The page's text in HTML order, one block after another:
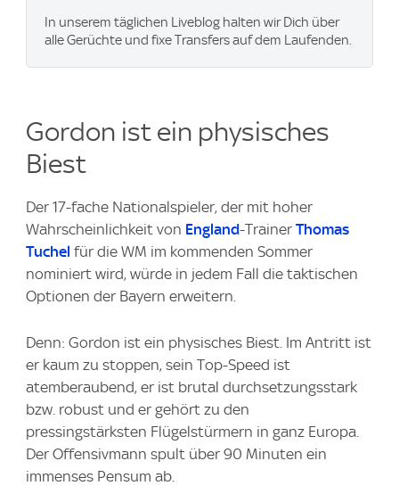
In unserem täglichen Liveblog halten wir Dich über
alle Gerüchte und fixe Transfers auf dem Laufenden.
Gordon ist ein physisches
Biest
Der 17-fache Nationalspieler, der mit hoher
Wahrscheinlichkeit von England-Trainer Thomas
Tuchel für die WM im kommenden Sommer
nominiert wird, würde in jedem Fall die taktischen
Optionen der Bayern erweitern.
Denn: Gordon ist ein physisches Biest. Im Antritt ist
er kaum zu stoppen, sein Top-Speed ist
atemberaubend, er ist brutal durchsetzungsstark
bzw. robust und er gehört zu den
pressingstärksten Flügelstürmern in ganz Europa.
Der Offensivmann spult über 90 Minuten ein
immenses Pensum ab.